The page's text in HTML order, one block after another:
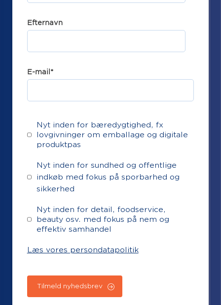
Efternavn
E-mail *
Nyt inden for bæredygtighed, fx
lovgivninger om emballage og digitale
produktpas
Nyt inden for sundhed og offentlige
indkøb med fokus på sporbarhed og
sikkerhed
Nyt inden for detail, foodservice,
beauty osv. med fokus på nem og
effektiv samhandel
Læs vores persondatapolitik